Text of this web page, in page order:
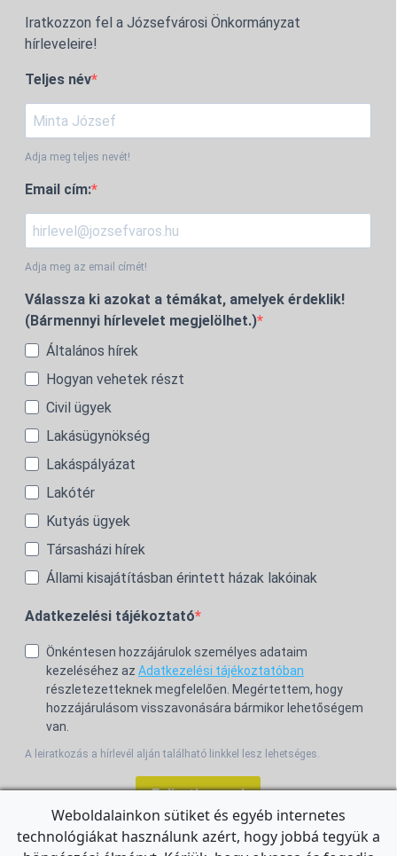
Iratkozzon fel a Józsefvárosi Önkormányzat
hírleveleire!
Teljes név
Adja meg teljes nevét!
Email cím:
Adja meg az email címét!
Válassza ki azokat a témákat, amelyek érdeklik!
(Bármennyi hírlevelet megjelölhet.)
Általános hírek
Hogyan vehetek részt
Civil ügyek
Lakásügynökség
Lakáspályázat
Lakótér
Kutyás ügyek
Társasházi hírek
Állami kisajátításban érintett házak lakóinak
Adatkezelési tájékoztató
Önkéntesen hozzájárulok személyes adataim
kezeléséhez az Adatkezelési tájékoztatóban
részletezetteknek megfelelően. Megértettem, hogy
hozzájárulásom visszavonására bármikor lehetőségem
van.
A leiratkozás a hírlevél alján található linkkel lesz lehetséges.
Feliratkozom!
Weboldalainkon sütiket és egyéb internetes
technológiákat használunk azért, hogy jobbá tegyük a